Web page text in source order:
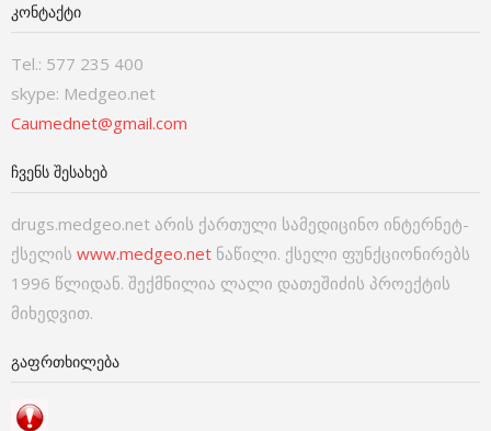
ᲙᲝᲜᲢᲐᲥᲢᲘ
Tel.: 577 235 400
skype: Medgeo.net
Caumednet@gmail.com
ᲩᲕᲔᲜᲡ ᲨᲔᲡᲐᲮᲔᲑ
drugs.medgeo.net არის ქართული სამედიცინო ინტერნეტ-
ქსელის www.medgeo.net ნაწილი. ქსელი ფუნქციონირებს
1996 წლიდან. შექმნილია ლალი დათეშიძის პროექტის
მიხედვით.
ᲒᲐᲤᲠᲗᲮᲘᲚᲔᲑᲐ